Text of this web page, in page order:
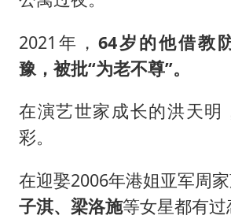
2021年， 64岁的他借教
豫，被批“为老不尊”。
在演艺世家成长的洪天明
彩。
在迎娶2006年港姐亚军周
子淇、梁洛施等女星都有过